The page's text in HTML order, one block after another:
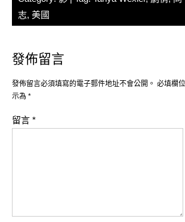
志, 美國
發佈留言
發佈留言必須填寫的電子郵件地址不會公開。 必填欄
示為 *
留言 *